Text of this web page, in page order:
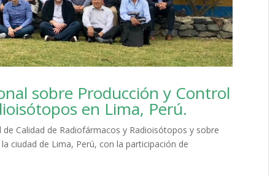
sobre Producción y Control
en Lima, Perú.
Calidad de Radiofármacos y Radioisótopos y sobre
ciudad de Lima, Perú, con la participación de